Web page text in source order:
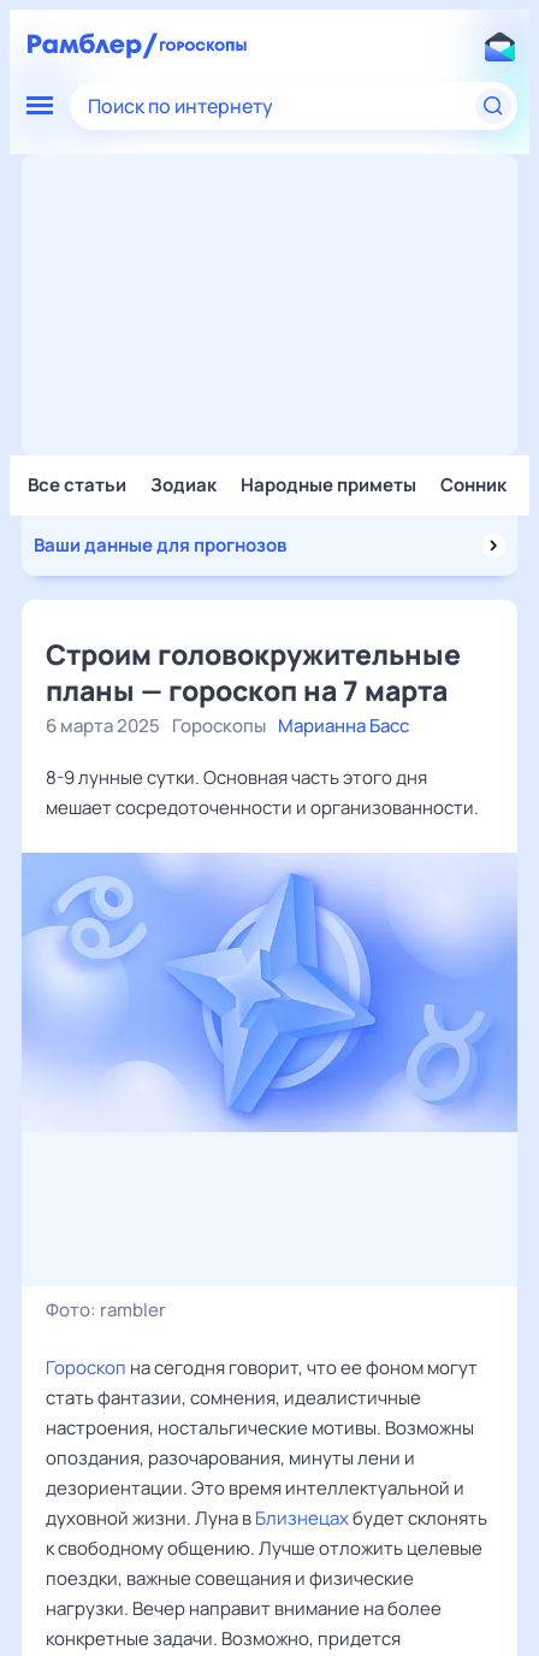
Поиск по интернету
Все статьи Зодиак Народные приметы Сонник
Ваши данные для прогнозов
Строим головокружительные
планы — гороскоп на 7 марта
6 марта 2025 Гороскопы Марианна Басс
8-9 лунные сутки. Основная часть этого дня
мешает сосредоточенности и организованности.
Фото: rambler
Гороскоп на сегодня говорит, что ее фоном могут
стать фантазии, сомнения, идеалистичные
настроения, ностальгические мотивы. Возможны
опоздания, разочарования, минуты лени и
дезориентации. Это время интеллектуальной и
духовной жизни. Луна вБлизнецахбудет склонять
к свободному общению. Лучше отложить целевые
поездки, важные совещания и физические
нагрузки. Вечер направит внимание на более
конкретные задачи. Возможно, придется